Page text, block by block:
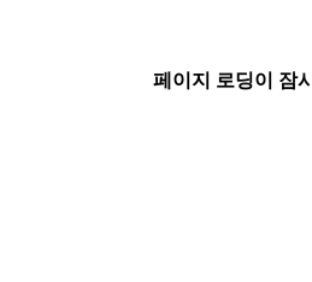
페이지 로딩이 잠